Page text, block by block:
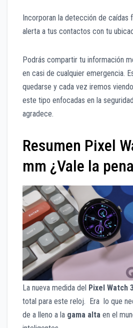
Incorporan la detección de caídas
alerta a tus contactos con tu
Podrás compartir tu información
en casi de cualquier emergencia.
quedarse y cada vez iremos
este tipo enfocadas en la
agradece.
Resumen Pixel
mm ¿Vale la
La nueva medida del Pixel Watch
total para este reloj. Era lo que
de a lleno a la gama alta en el